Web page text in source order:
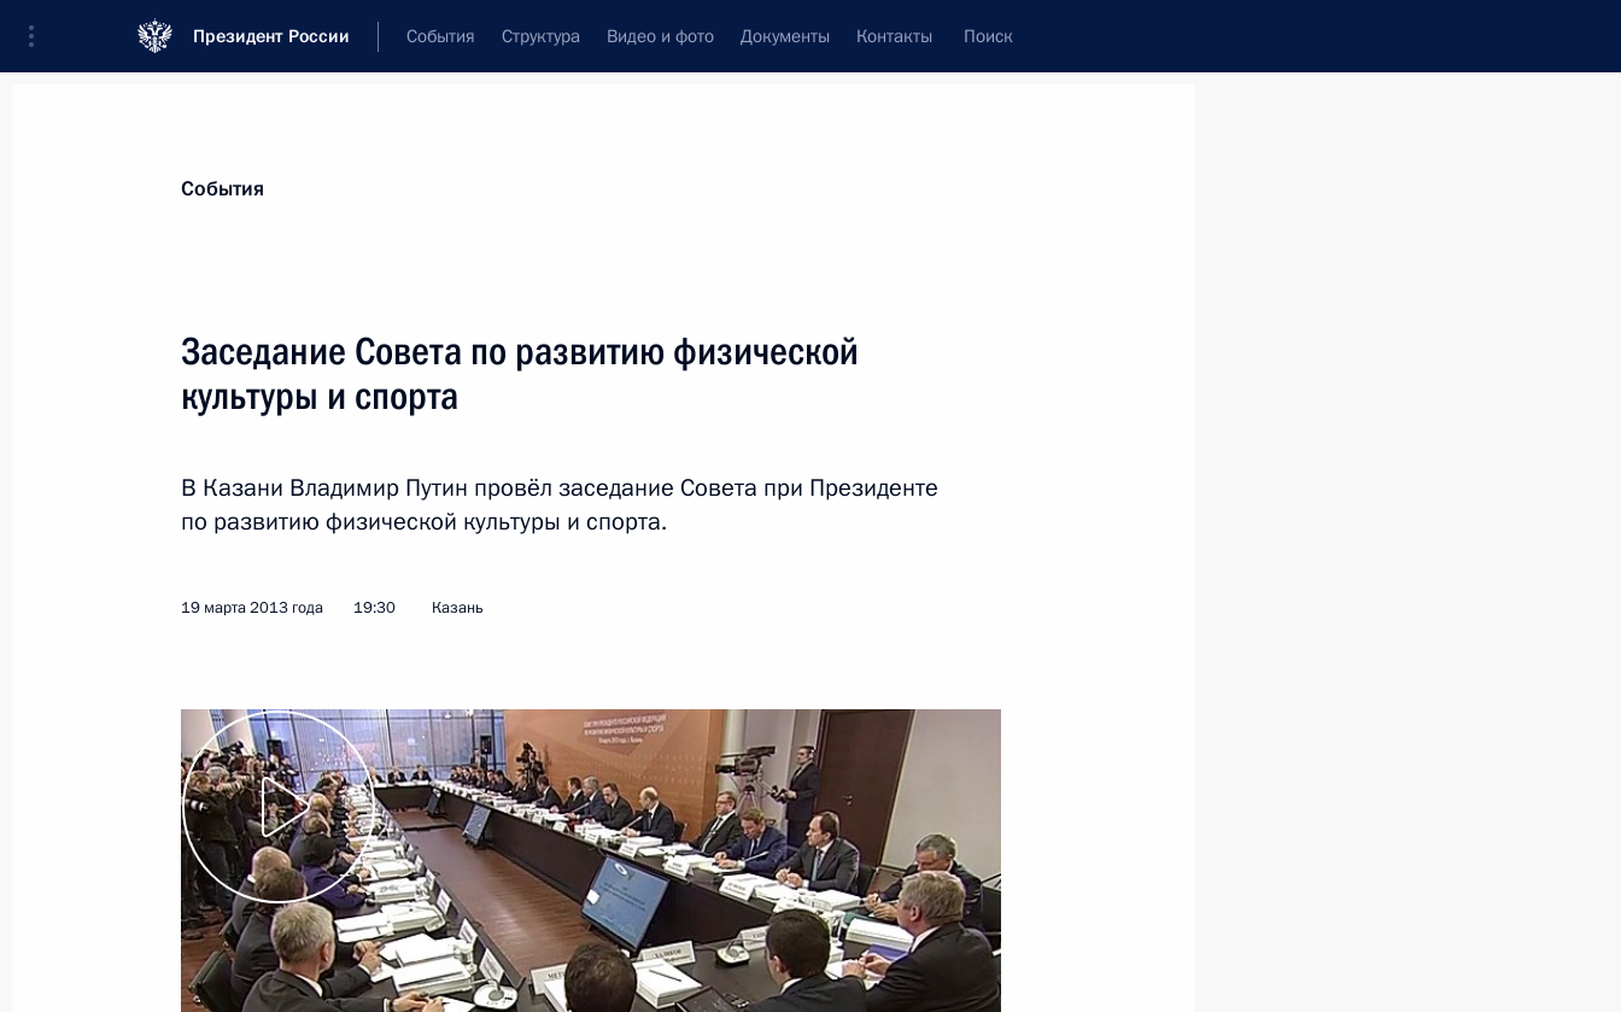
Президент России События Структура Видео и фото Документы Контакты Поиск
Заседание оргкомитета «Победа»
20 апреля 2017 года, 14:30
Совещание с членами Правительства
1 февраля 2017 года, 17:50
События
Заседание Совета по развитию физической
культуры и спорта
В Казани Владимир Путин провёл заседание Совета при Президенте
по развитию физической культуры и спорта.
19 марта 2013 года 19:30 Казань